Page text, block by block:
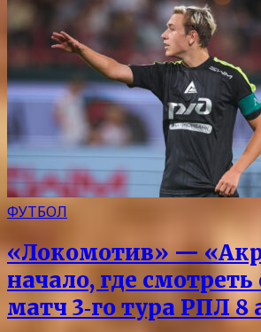
ФУТБОЛ
«Локомотив» —
начало, где
матч 3‑го тура РПЛ 8